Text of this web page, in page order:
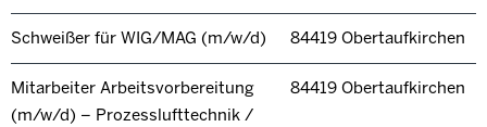
Schweißer für WIG/MAG (m/w/d) 84419 Obertaufkirchen
Mitarbeiter Arbeitsvorbereitung
(m/w/d) – Prozesslufttechnik /
84419 Obertaufkirchen